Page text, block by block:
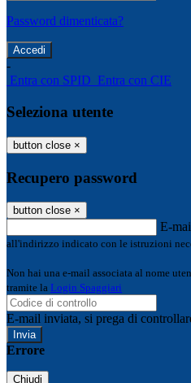
Password dimenticata?
-
Entra con SPID Entra con CIE
Seleziona utente
button close ×
Recupero password
button close ×
E-
all'indirizzo indicato con le istruzioni
Non hai una e-mail associata al nome
tramite la Login Spaggiari
E-mail inviata, si prega di
Errore
Chiudi